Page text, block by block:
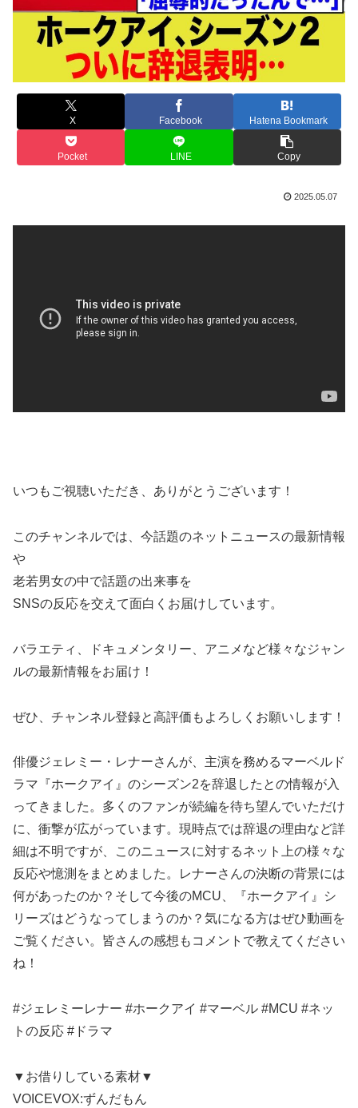
X Facebook Hatena Bookmark
Pocket LINE Copy
2025.05.07
いつもご視聴いただき、ありがとうございます！
このチャンネルでは、今話題のネットニュースの最新情報
や
老若男女の中で話題の出来事を
SNSの反応を交えて面白くお届けしています。
バラエティ、ドキュメンタリー、アニメなど様々なジャン
ルの最新情報をお届け！
ぜひ、チャンネル登録と高評価もよろしくお願いします！
俳優ジェレミー・レナーさんが、主演を務めるマーベルド
ラマ『ホークアイ』のシーズン2を辞退したとの情報が入
ってきました。多くのファンが続編を待ち望んでいただけ
に、衝撃が広がっています。現時点では辞退の理由など詳
細は不明ですが、このニュースに対するネット上の様々な
反応や憶測をまとめました。レナーさんの決断の背景には
何があったのか？そして今後のMCU、『ホークアイ』シ
リーズはどうなってしまうのか？気になる方はぜひ動画を
ご覧ください。皆さんの感想もコメントで教えてください
ね！
#ジェレミーレナー #ホークアイ #マーベル #MCU #ネッ
トの反応 #ドラマ
▼お借りしている素材▼
VOICEVOX:ずんだもん